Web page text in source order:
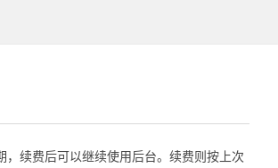
，续费后可以继续使用后台。续费则按上次